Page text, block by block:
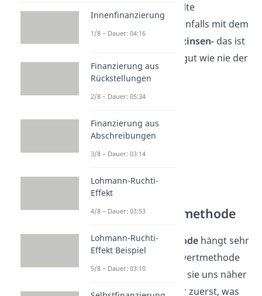
davon aus, dass erzielte
sich ebenfalls mit dem
internen Zinsfuß verzinsen- das ist
in der Praxis aber so gut wie nie der
Fall.
Die Annuitätenmethode
DieAnnuitätenmethode hängt sehr
stark mit der Kapitalwertmethode
zusammen. Bevor wir sie uns näher
anschauen, klären wir zuerst, was
Innenfinanzierung
1/8 – Dauer: 04:16
Finanzierung aus
Rückstellungen
2/8 – Dauer: 05:34
Finanzierung aus
Abschreibungen
3/8 – Dauer: 03:14
Lohmann-Ruchti-
Effekt
4/8 – Dauer: 03:53
Lohmann-Ruchti-
Effekt Beispiel
5/8 – Dauer: 03:10